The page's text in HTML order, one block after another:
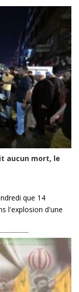
aucun mort, le
que 14
l'explosion d'une